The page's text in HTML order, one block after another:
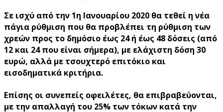
Σε ισχύ από την 1η Ιανουαρίου 2020 θα τεθεί η νέα
πάγια ρύθμιση που θα προβλέπει τη ρύθμιση των
χρεών προς το δημόσιο έως 24 ή έως 48 δόσεις (από
12 και 24 που είναι σήμερα), με ελάχιστη δόση 30
ευρώ, αλλά με τσουχτερό επιτόκιο και
εισοδηματικά κριτήρια.
Επίσης οι συνεπείς οφειλέτες, θα επιβραβεύονται,
με την απαλλαγή του 25% των τόκων κατά την